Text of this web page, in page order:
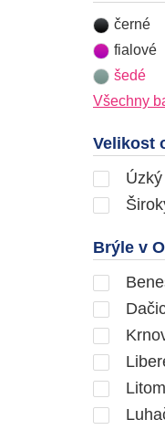
černé
fialové
šedé
Všechny
Velikost
Úzký
Brýle v